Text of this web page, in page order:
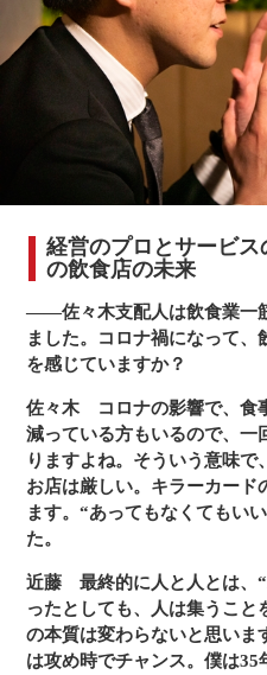
経営のプロとサービ
の飲食店の未来
――佐々木支配人は飲食業一
ました。コロナ禍になって
を感じていますか？
佐々木コロナの影響で、食
減っている方もいるので、一
りますよね。そういう意味
お店は厳しい。キラーカード
ます。“あってもなくてもい
た。
近藤 最終的に人と人とは、
ったとしても、人は集うこ
の本質は変わらないと思いま
は攻め時でチャンス。僕は